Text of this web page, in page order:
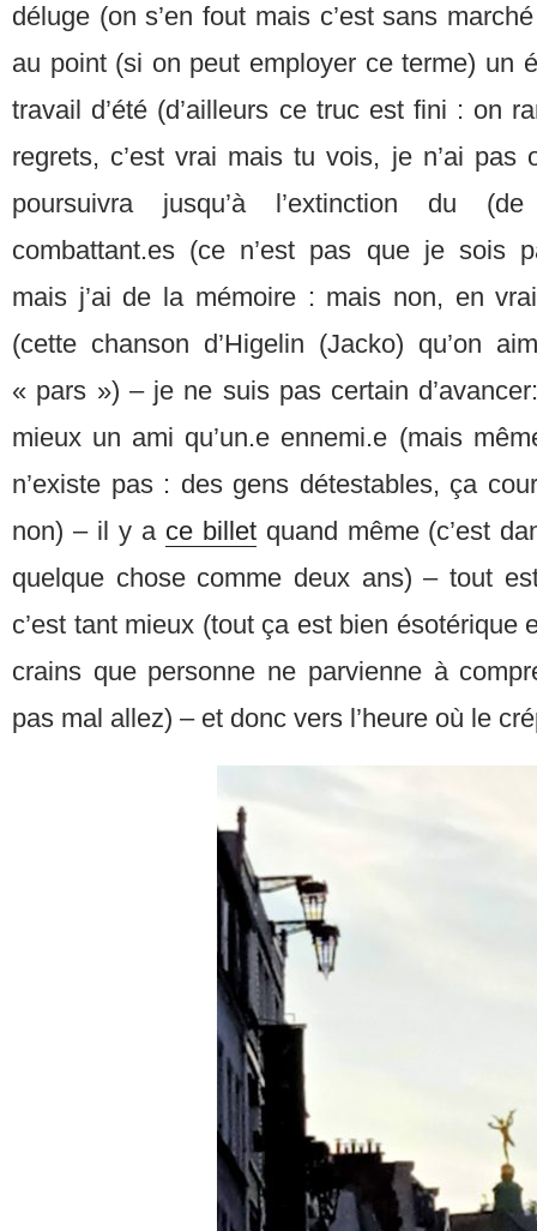
déluge (on s’en fout mais c’est sans
au point (si on peut employer ce terme) un
travail d’été (d’ailleurs ce truc est fini : on
regrets, c’est vrai mais tu vois, je n’ai pas
poursuivra jusqu’à l’extinction du
combattant.es (ce n’est pas que je sois
mais j’ai de la mémoire : mais non, en
(cette chanson d’Higelin (Jacko) qu’on
« pars ») – je ne suis pas certain
mieux un ami qu’un.e ennemi.e (mais
n’existe pas : des gens détestables, ça
non) – il y a ce billetquand même (c’est
quelque chose comme deux ans) – tout
c’est tant mieux (tout ça est bien ésotérique
crains que personne ne parvienne à
pas mal allez) – et donc vers l’heure où le